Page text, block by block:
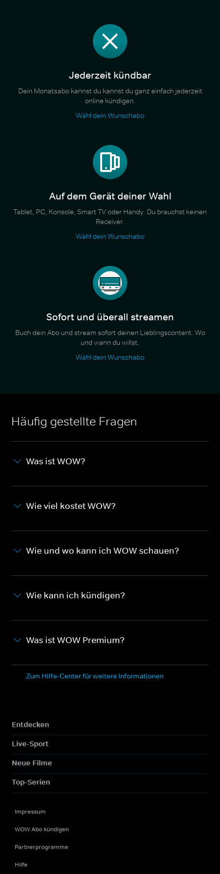
Jederzeit kündbar
Dein Monatsabo kannst du kannst du ganz einfach jederzeit
online kündigen.
Wähl dein Wunschabo
Auf dem Gerät deiner Wahl
Tablet, PC, Konsole, Smart TV oder Handy. Du brauchst keinen
Receiver.
Wähl dein Wunschabo
Sofort und überall streamen
Buch dein Abo und stream sofort deinen Lieblingscontent. Wo
und wann du willst.
Wähl dein Wunschabo
Häufig gestellte Fragen
Was ist WOW?
Wie viel kostet WOW?
Wie und wo kann ich WOW schauen?
Wie kann ich kündigen?
Was ist WOW Premium?
Zum Hilfe-Center für weitere Informationen
Entdecken
Live-Sport
Neue Filme
Top-Serien
Impressum
WOW Abo kündigen
Partnerprogramme
Hilfe